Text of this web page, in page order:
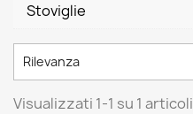
Stoviglie
Rilevanza
Visualizzati 1-1 su 1 articoli